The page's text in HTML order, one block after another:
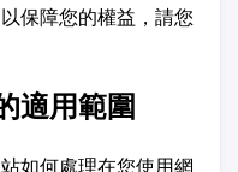
保障您的權益，請您
適用範圍
如何處理在您使用網